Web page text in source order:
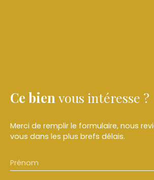
Ce bien vous intéresse ?
Merci de remplir le formulaire, nous
vous dans les plus brefs délais.
Prénom